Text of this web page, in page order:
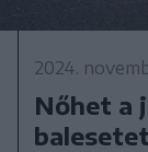
2024.
Nőhet a